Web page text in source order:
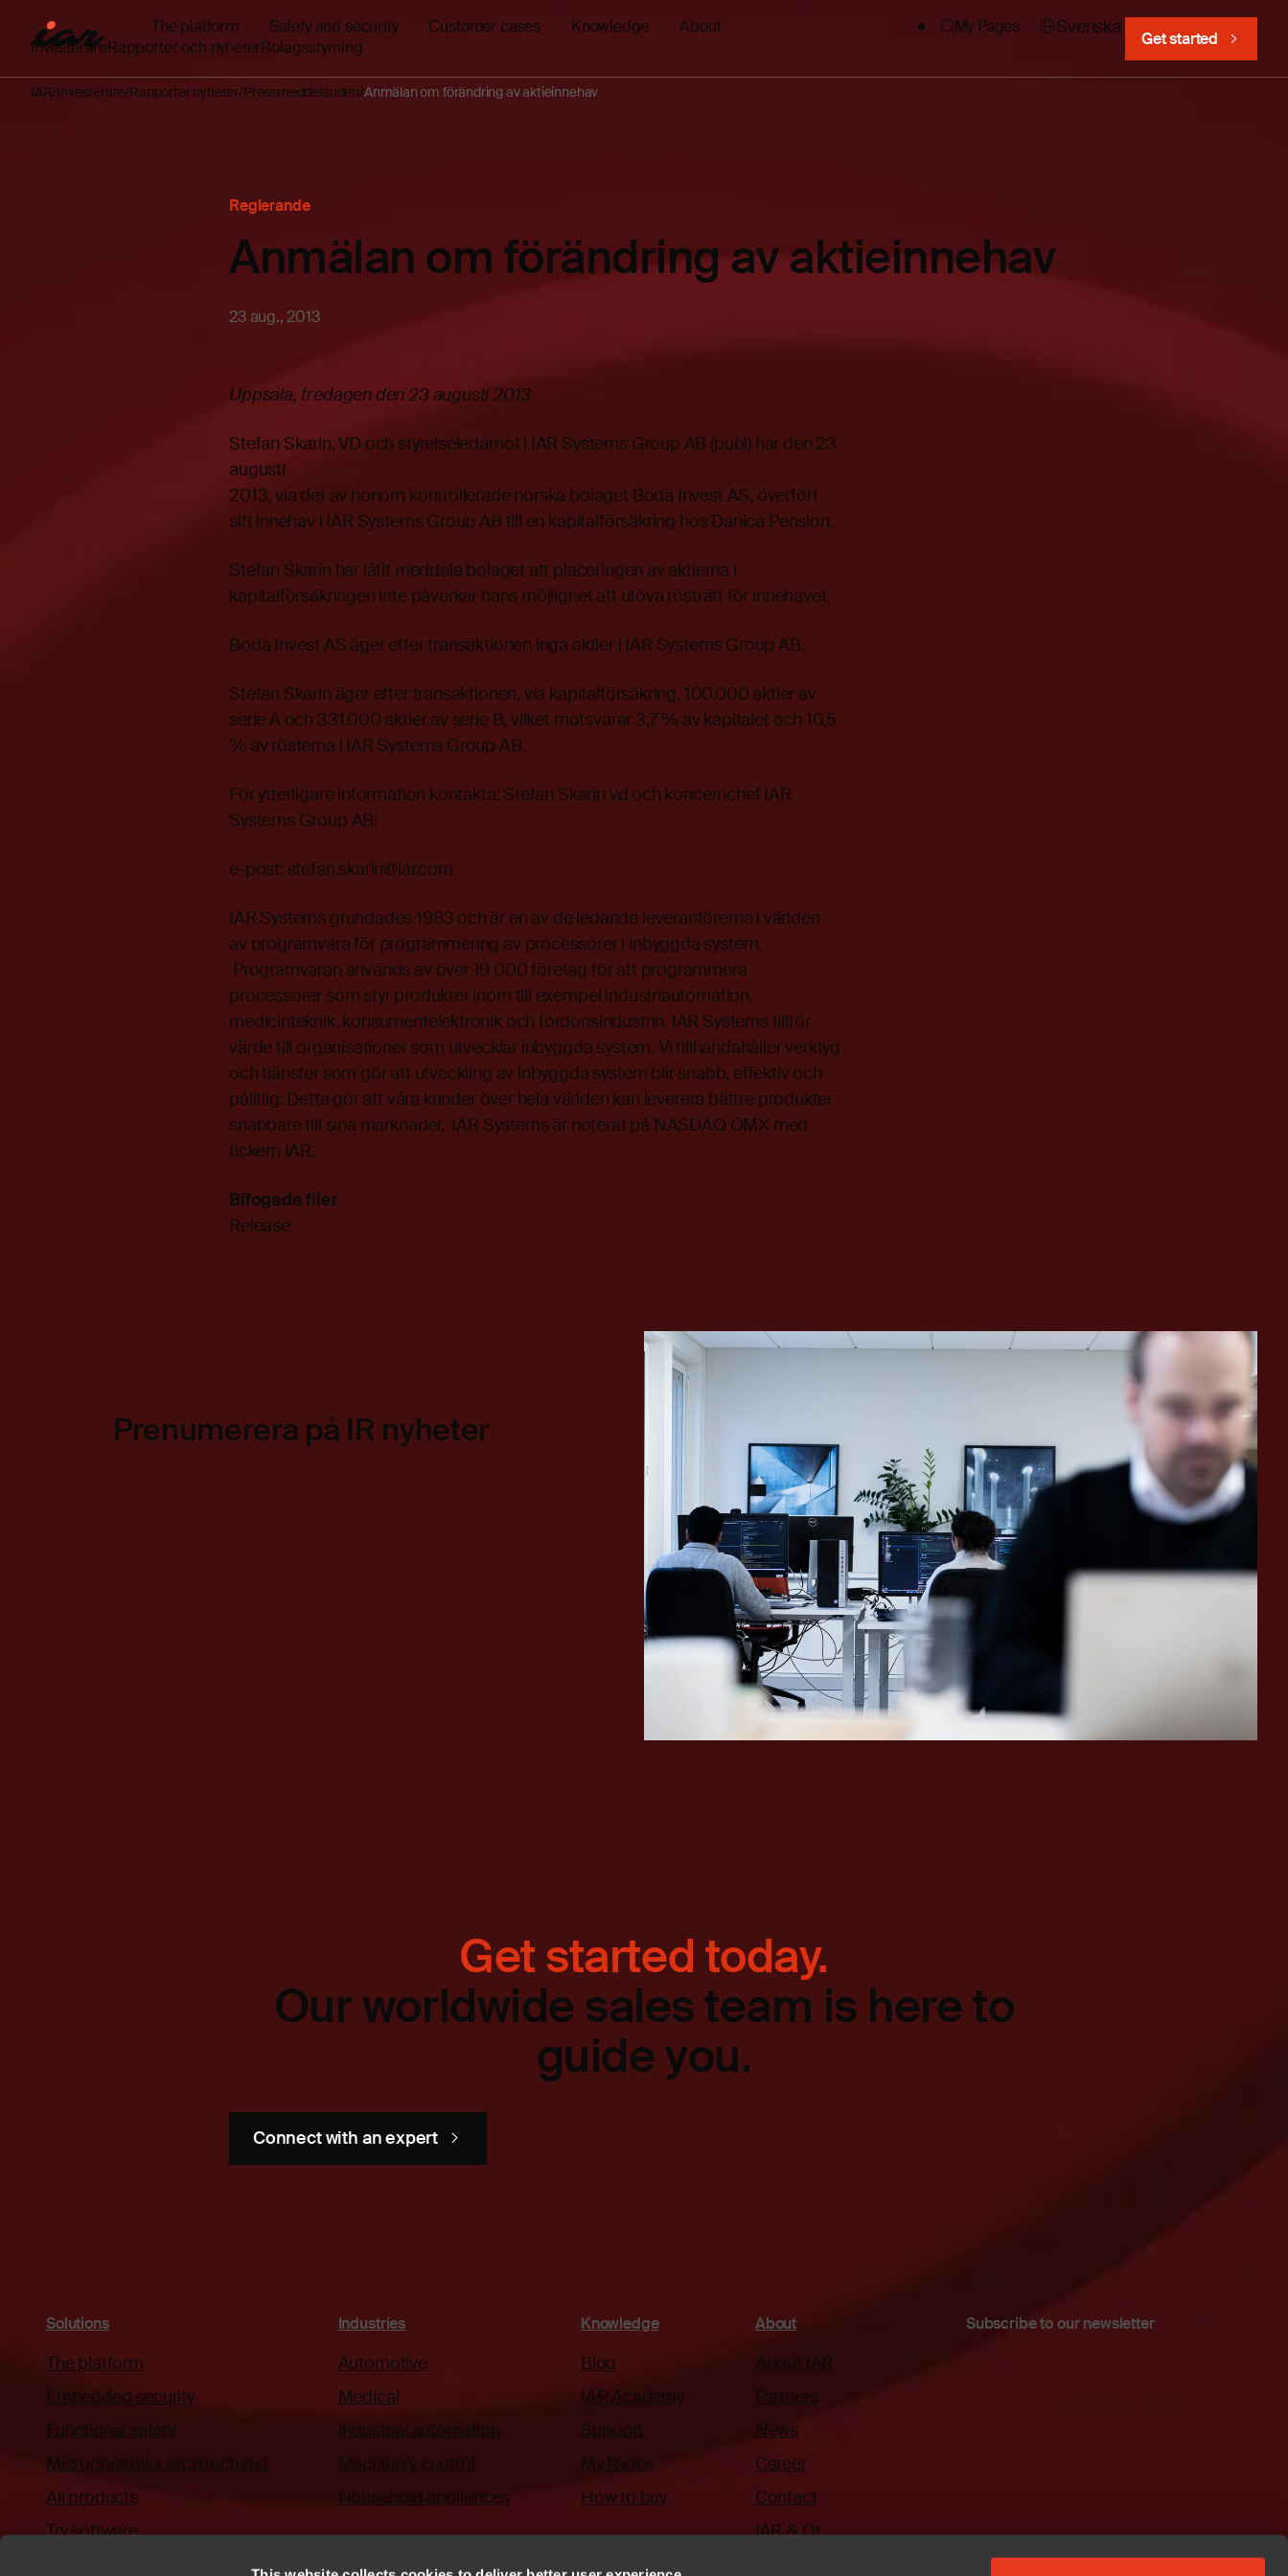
The platform Safety and security Customer cases Knowledge About My Pages Svenska
Get started
InvesterareRapporter och nyheterBolagsstyrning
IAR Investerare Rapporter nyheter Pressmeddelanden Anmälan om förändring av aktieinnehav
Reglerande
Anmälan om förändring av aktieinnehav
23 aug., 2013
Uppsala, fredagen den 23 augusti 2013
Stefan Skarin, VD och styrelseledamot i IAR Systems Group AB (publ) har den 23
augusti
2013, via det av honom kontrollerade norska bolaget Boda Invest AS, överfört
sitt innehav i IAR Systems Group AB till en kapitalförsäkring hos Danica Pension.
Stefan Skarin har låtit meddela bolaget att placeringen av aktierna i
kapitalförsäkringen inte påverkar hans möjlighet att utöva rösträtt för innehavet.
Boda Invest AS äger efter transaktionen inga aktier i IAR Systems Group AB.
Stefan Skarin äger efter transaktionen, via kapitalförsäkring, 100.000 aktier av
serie A och 331.000 aktier av serie B, vilket motsvarar 3,7 % av kapitalet och 10,5
% av rösterna i IAR Systems Group AB.
För ytterligare information kontakta: Stefan Skarin vd och koncernchef IAR
Systems Group AB:
e-post: stefan.skarin@iar.com
IAR Systems grundades 1983 och är en av de ledande leverantörerna i världen
av programvara för programmering av processorer i inbyggda system.
Programvaran används av över 19 000 företag för att programmera
processorer som styr produkter inom till exempel industriautomation,
medicinteknik, konsumentelektronik och fordonsindustrin. IAR Systems tillför
värde till organisationer som utvecklar inbyggda system. Vi tillhandahåller verktyg
och tjänster som gör att utveckling av inbyggda system blir snabb, effektiv och
pålitlig. Detta gör att våra kunder över hela världen kan leverera bättre produkter
snabbare till sina marknader. IAR Systems är noterat på NASDAQ OMX med
tickern IAR.
Bifogade filer
Release
Prenumerera på IR nyheter
Get started today.
Our worldwide sales team is here to
guide you.
Connect with an expert
Solutions
The platform
Embedded security
Functional safety
Microcontroller architectures
All products
Try software
Industries
Automotive
Medical
Industrial automation
Machinery control
Household appliances
Knowledge
Blog
IAR Academy
Support
My Pages
How to buy
About
About IAR
Partners
News
Career
Contact
IAR & Qt
Subscribe to our newsletter